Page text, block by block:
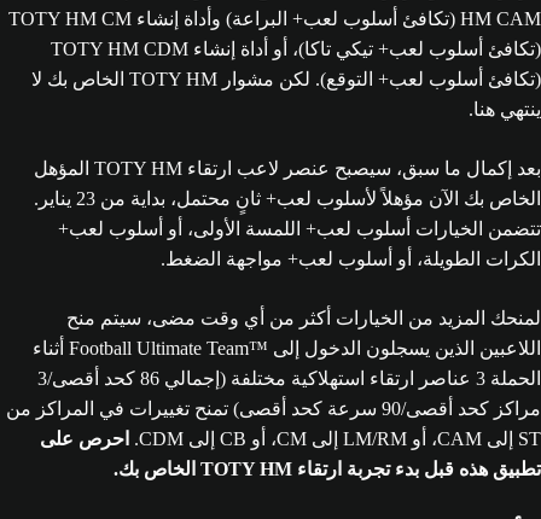
HM CAM (تكافئ أسلوب لعب+ البراعة) وأداة إنشاء TOTY HM CM
(تكافئ أسلوب لعب+ تيكي تاكا)، أو أداة إنشاء TOTY HM CDM
(تكافئ أسلوب لعب+ التوقع). لكن مشوار TOTY HM‏ الخاص بك لا
ينتهي هنا.
بعد إكمال ما سبق، سيصبح عنصر لاعب ارتقاء TOTY HM‏ المؤهل
الخاص بك الآن مؤهلاً لأسلوب لعب+ ثانٍ محتمل، بداية من 23 يناير.
تتضمن الخيارات أسلوب لعب+ اللمسة الأولى، أو أسلوب لعب+
الكرات الطويلة، أو أسلوب لعب+ مواجهة الضغط.
لمنحك المزيد من الخيارات أكثر من أي وقت مضى، سيتم منح
اللاعبين الذين يسجلون الدخول إلى Football Ultimate Team™‎ أثناء
الحملة 3 عناصر ارتقاء استهلاكية مختلفة (إجمالي 86 كحد أقصى/3
مراكز كحد أقصى/90 سرعة كحد أقصى) تمنح تغييرات في المراكز من
ST إلى CAM، أو LM/RM إلى CM، أو CB إلى CDM.
احرص على
تطبيق هذه قبل بدء تجربة ارتقاء TOTY HM‏ الخاص بك.